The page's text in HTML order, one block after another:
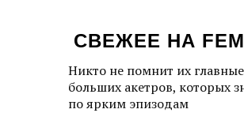
СВЕЖЕЕ НА
Никто не помнит их
больших акетров, которых
по ярким эпизодам